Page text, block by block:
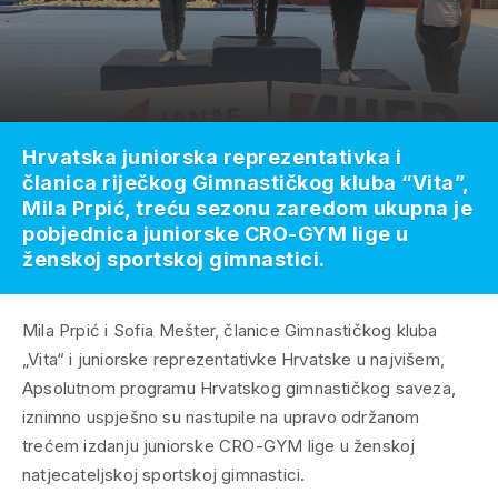
Mila Prpić i Sofia Mešter, članice Gimnastičkog kluba
„Vita“ i juniorske reprezentativke Hrvatske u najvišem,
Apsolutnom programu Hrvatskog gimnastičkog saveza,
iznimno uspješno su nastupile na upravo održanom
trećem izdanju juniorske CRO-GYM lige u ženskoj
natjecateljskoj sportskoj gimnastici.
Hrvatska juniorska reprezentativka i
članica riječkog Gimnastičkog kluba “Vita”,
Mila Prpić, treću sezonu zaredom ukupna je
pobjednica juniorske CRO-GYM lige u
ženskoj sportskoj gimnastici.